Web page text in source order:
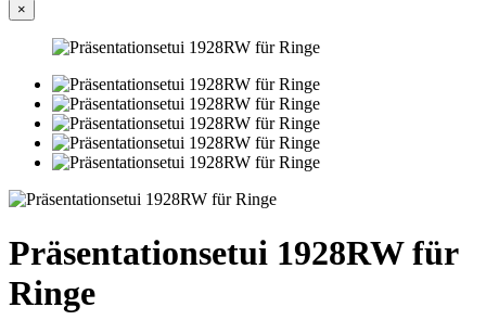
×
Präsentationsetui 1928RW für
Ringe